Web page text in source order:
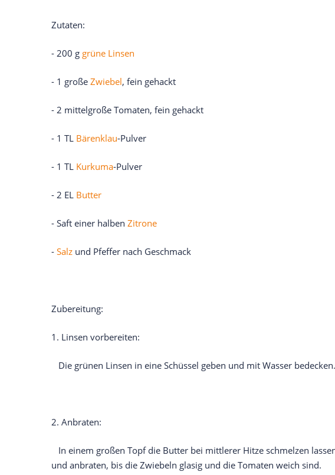
Zutaten:
- 200 g grüne Linsen
- 1 großeZwiebel, fein gehackt
- 2 mittelgroße Tomaten, fein gehackt
- 1 TL Bärenklau-Pulver
- 1 TL Kurkuma-Pulver
- 2 EL Butter
- Saft einer halben Zitrone
-Salz und Pfeffer nach Geschmack
Zubereitung:
1. Linsen vorbereiten:
Die grünen Linsen in eine Schüssel geben und mit Wasser
2. Anbraten:
In einem großen Topf die Butter bei mittlerer Hitze schmelzen
und anbraten, bis die Zwiebeln glasig und die Tomaten weich sind.